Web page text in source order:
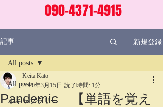
090-4371-4915
記事 新規登録
All posts
ボキャブラリー
All posts
Pandemic 【単語を覚え
Keita Kato
2020年3月15日 読了時間: 1分